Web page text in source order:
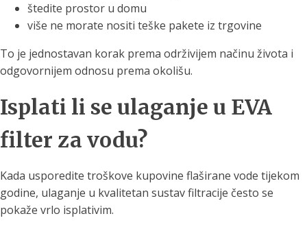
štedite prostor u domu
više ne morate nositi teške pakete iz trgovine
To je jednostavan korak prema održivijem načinu života i
odgovornijem odnosu prema okolišu.
Isplati li se ulaganje u EVA
filter za vodu?
Kada usporedite troškove kupovine flaširane vode tijekom
godine, ulaganje u kvalitetan sustav filtracije često se
pokaže vrlo isplativim.